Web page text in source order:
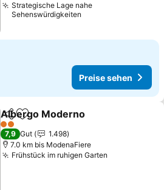
Strategische Lage nahe
Sehenswürdigkeiten
Preise sehen
TeilenZu Favoriten hinzufügen
Albergo Moderno
2 Sterne
7,9 Gut
1.498
7.0 km bis ModenaFiere
Frühstück im ruhigen Garten